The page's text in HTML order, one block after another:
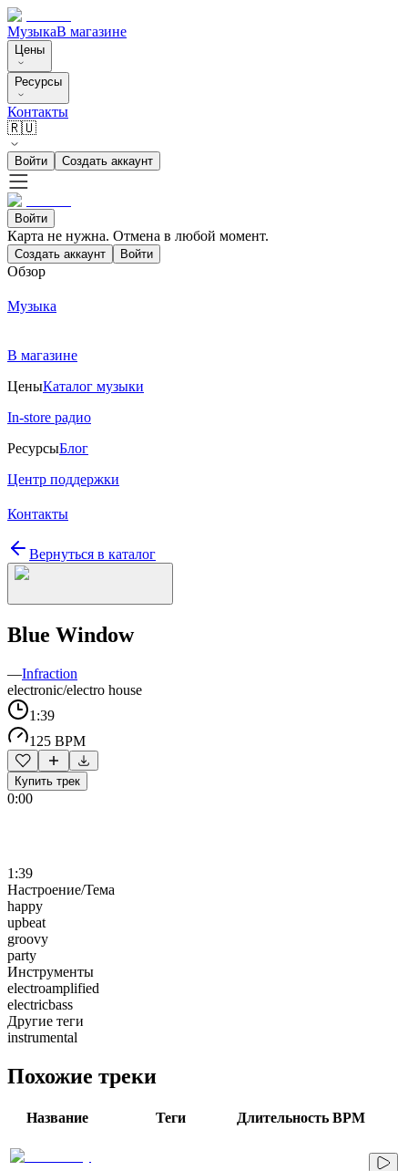
МузыкаВ магазине
Цены
Ресурсы
Контакты
🇷🇺
Войти Создать аккаунт
Войти
Карта не нужна. Отмена в любой момент.
Создать аккаунт Войти
Обзор
Музыка
В магазине
ЦеныКаталог музыки
In-store радио
РесурсыБлог
Центр поддержки
Контакты
Вернуться в каталог
Blue Window
—Infraction
electronic/electro house
1:39
125 BPM
Купить трек
0:00
1:39
Настроение/Тема
happy
upbeat
groovy
party
Инструменты
electroamplified
electricbass
Другие теги
instrumental
Похожие треки
Название Теги Длительность BPM